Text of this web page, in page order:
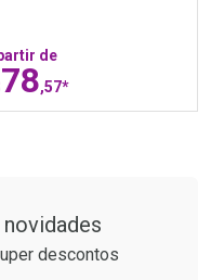
Por R$ 17,59/cada
de
78,57*
descontos